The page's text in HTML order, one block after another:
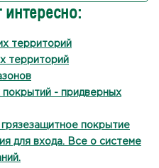
но в среднем
отдельные
общий ресурс
территорий
территорий
- придверных
покрытие
для входа. Все о системе